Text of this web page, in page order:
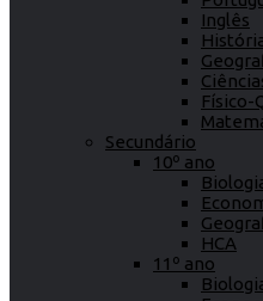
Inglês
Físico-
Secundário
10º ano
HCA
11º ano